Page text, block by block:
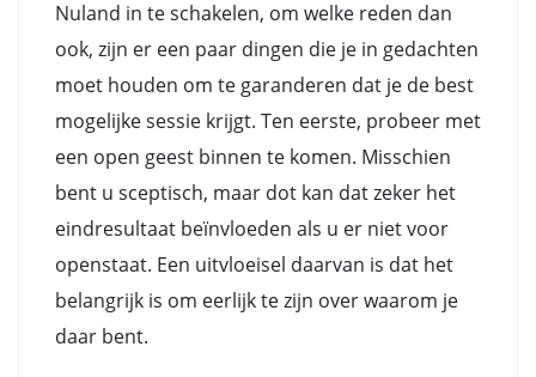
Nuland in te schakelen, om welke reden dan
ook, zijn er een paar dingen die je in gedachten
moet houden om te garanderen dat je de best
mogelijke sessie krijgt. Ten eerste, probeer met
een open geest binnen te komen. Misschien
bent u sceptisch, maar dot kan dat zeker het
eindresultaat beïnvloeden als u er niet voor
openstaat. Een uitvloeisel daarvan is dat het
belangrijk is om eerlijk te zijn over waarom je
daar bent.